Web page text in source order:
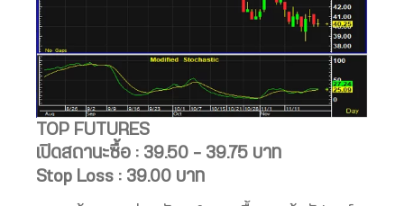
TOP FUTURES
เปิดสถานะซื้อ : 39.50 – 39.75 บาท
Stop Loss : 39.00 บาท